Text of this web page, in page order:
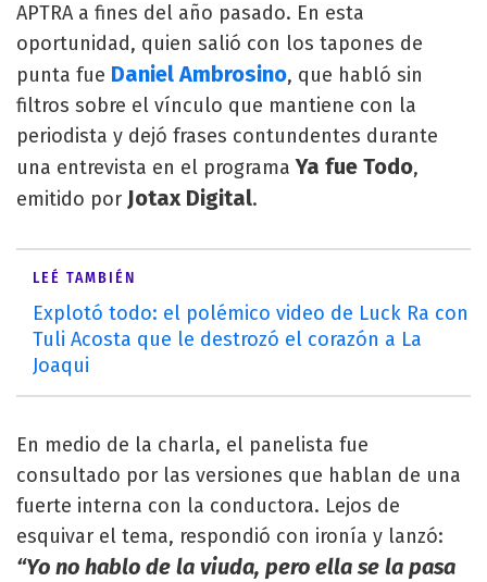
APTRA a fines del año pasado. En esta
oportunidad, quien salió con los tapones de
punta fue Daniel Ambrosino, que habló sin
filtros sobre el vínculo que mantiene con la
periodista y dejó frases contundentes durante
una entrevista en el programaYa fue Todo,
emitido por Jotax Digital.
LEÉ TAMBIÉN
Explotó todo: el polémico video de Luck Ra con
Tuli Acosta que le destrozó el corazón a La
Joaqui
En medio de la charla, el panelista fue
consultado por las versiones que hablan de una
fuerte interna con la conductora. Lejos de
esquivar el tema, respondió con ironía y lanzó:
“Yo no hablo de la viuda, pero ella se la pasa